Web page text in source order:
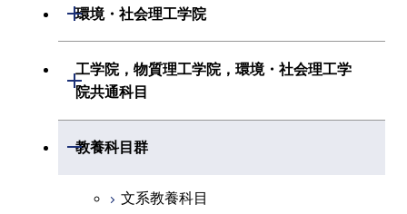
創造プロセス科目
共通専門科目
経営工学系
初年次専門科目
創造プロセス科目
共通専門科目
初年次専門科目
創造プロセス科目
共通専門科目
生命理工学系
創造プロセス科目
共通専門科目
環境・社会理工学院
開閉
建築学系
融合理工学系
初年次専門科目
工学院，物質理工学院，環境・社会理工学
院共通科目
開閉
工学院，物質理工学院，環境・社会
教養科目群
開閉
文系教養科目